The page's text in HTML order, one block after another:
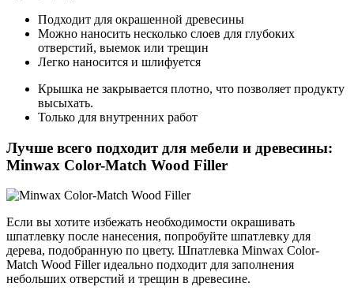
Подходит для окрашенной древесины
Можно наносить несколько слоев для глубоких
отверстий, выемок или трещин
Легко наносится и шлифуется
Крышка не закрывается плотно, что позволяет продукту
высыхать.
Только для внутренних работ
Лучше всего подходит для мебели и древесины:
Minwax Color-Match Wood Filler
Если вы хотите избежать необходимости окрашивать
шпатлевку после нанесения, попробуйте шпатлевку для
дерева, подобранную по цвету. Шпатлевка Minwax Color-
Match Wood Filler идеально подходит для заполнения
небольших отверстий и трещин в древесине.